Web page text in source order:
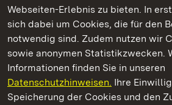
Webseiten-Erlebnis zu bieten. In
sich dabei um Cookies, die für den
notwendig sind. Zudem nutzen wir
sowie anonymen Statistikzwecken.
Informationen finden Sie in unseren
Datenschutzhinweisen. Ihre
Speicherung der Cookies und den
Kommen. Staunen. Genießen.
Staatliche Schlösser und Gärten